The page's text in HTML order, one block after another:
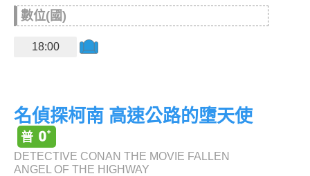
數位(國)
18:00
名偵探柯南 高速公路的墮天使
DETECTIVE CONAN THE MOVIE FALLEN
ANGEL OF THE HIGHWAY